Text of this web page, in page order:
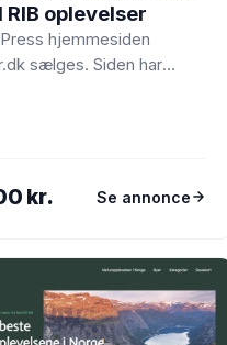
RIB oplevelser
hjemmesiden
sælges. Siden har
kr. Se annonce